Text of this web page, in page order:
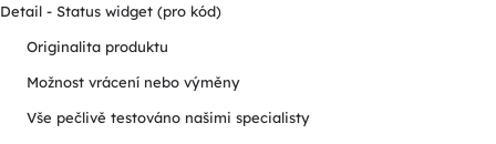
Detail - Status widget (pro kód)
Originalita produktu
Možnost vrácení nebo výměny
Vše pečlivě testováno našimi specialisty